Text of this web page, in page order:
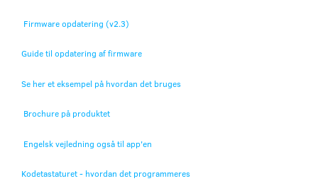
Firmware opdatering (v2.3)
Guide til opdatering af firmware
Se her et eksempel på hvordan det bruges
Brochure på produktet
Engelsk vejledning også til app'en
Kodetastaturet - hvordan det programmeres